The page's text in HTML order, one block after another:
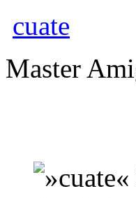
cuate
Master